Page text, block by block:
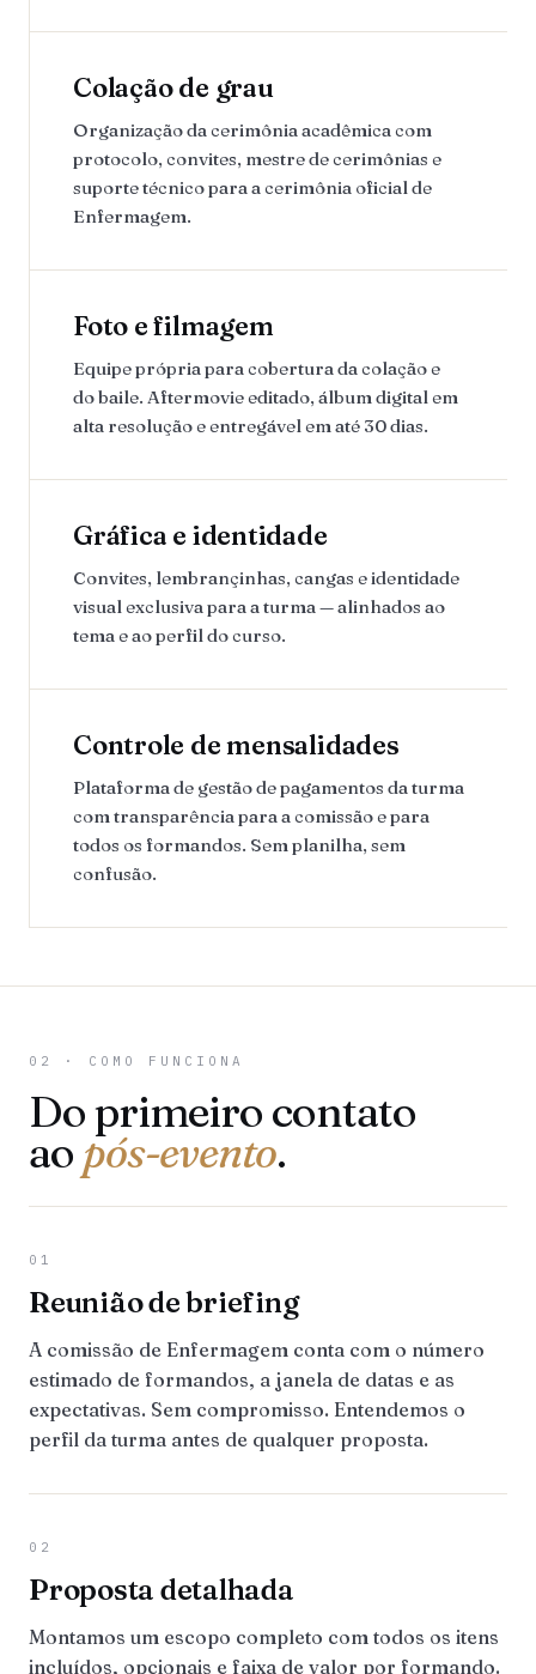
Colação de grau
Organização da cerimônia acadêmica com
protocolo, convites, mestre de cerimônias e
suporte técnico para a cerimônia oficial de
Enfermagem.
Foto e filmagem
Equipe própria para cobertura da colação e
do baile. Aftermovie editado, álbum digital em
alta resolução e entregável em até 30 dias.
Gráfica e identidade
Convites, lembrançinhas, cangas e identidade
visual exclusiva para a turma — alinhados ao
tema e ao perfil do curso.
Controle de mensalidades
Plataforma de gestão de pagamentos da turma
com transparência para a comissão e para
todos os formandos. Sem planilha, sem
confusão.
02 · COMO FUNCIONA
Do primeiro contato
ao pós-evento.
01
Reunião de briefing
A comissão de Enfermagem conta com o número
estimado de formandos, a janela de datas e as
expectativas. Sem compromisso. Entendemos o
perfil da turma antes de qualquer proposta.
02
Proposta detalhada
Montamos um escopo completo com todos os itens
incluídos, opcionais e faixa de valor por formando.